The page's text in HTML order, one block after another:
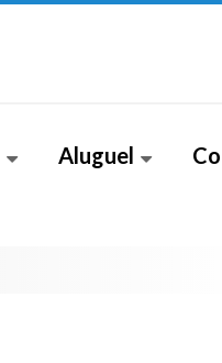
Aluguel